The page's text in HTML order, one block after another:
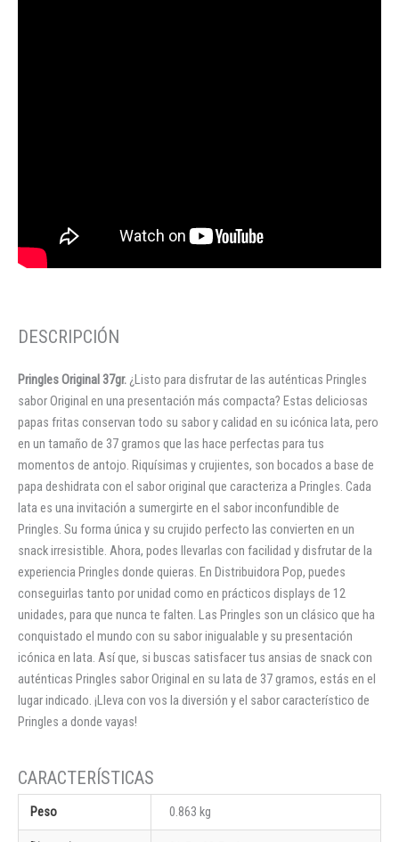
Pringles Original 37gr. ¿Listo para disfrutar de las auténticas Pringles
sabor Original en una presentación más compacta? Estas deliciosas
papas fritas conservan todo su sabor y calidad en su icónica lata, pero
en un tamaño de 37 gramos que las hace perfectas para tus
momentos de antojo. Riquísimas y crujientes, son bocados a base de
papa deshidrata con el sabor original que caracteriza a Pringles. Cada
lata es una invitación a sumergirte en el sabor inconfundible de
Pringles. Su forma única y su crujido perfecto las convierten en un
snack irresistible. Ahora, podes llevarlas con facilidad y disfrutar de la
experiencia Pringles donde quieras. En Distribuidora Pop, puedes
conseguirlas tanto por unidad como en prácticos displays de 12
unidades, para que nunca te falten. Las Pringles son un clásico que ha
conquistado el mundo con su sabor inigualable y su presentación
icónica en lata. Así que, si buscas satisfacer tus ansias de snack con
auténticas Pringles sabor Original en su lata de 37 gramos, estás en el
lugar indicado. ¡Lleva con vos la diversión y el sabor característico de
Pringles a donde vayas!
Peso 0.863 kg